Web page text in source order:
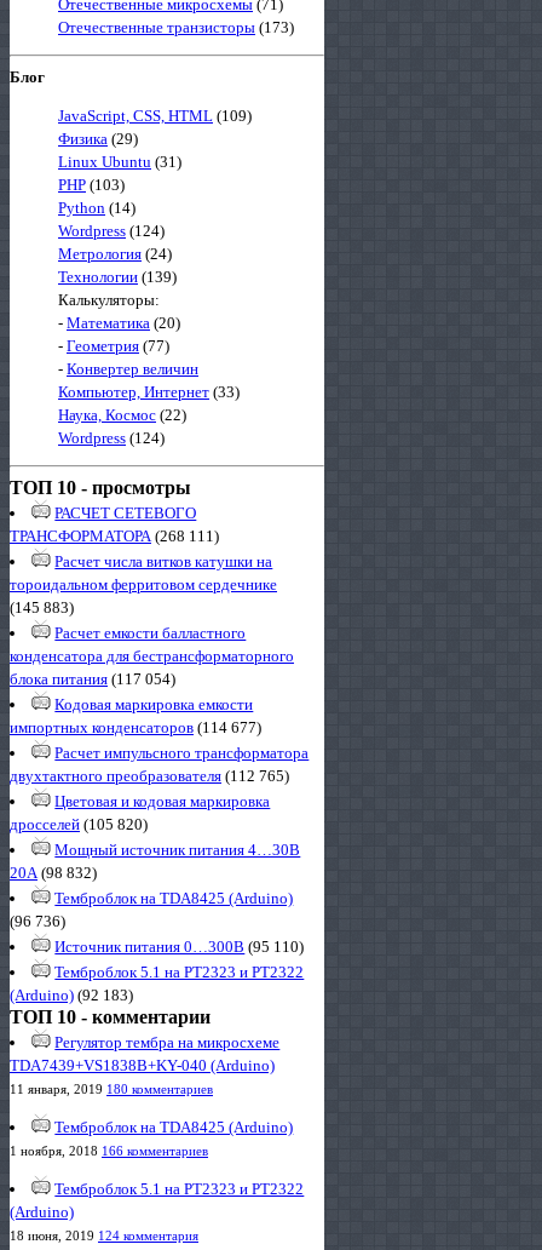
Отечественные микросхемы (71)
Отечественные транзисторы (173)
Блог
JavaScript, CSS, HTML (109)
Физика (29)
Linux Ubuntu (31)
PHP (103)
Python (14)
Wordpress (124)
Метрология (24)
Технологии (139)
Калькуляторы:
- Математика (20)
- Геометрия (77)
- Конвертер величин
Компьютер, Интернет (33)
Наука, Космос (22)
Wordpress (124)
ТОП 10 - просмотры
РАСЧЕТ СЕТЕВОГО
ТРАНСФОРМАТОРА(268 111)
Расчет числа витков катушки на
тороидальном ферритовом сердечнике
(145 883)
Расчет емкости балластного
конденсатора для бестрансформаторного
блока питания (117 054)
Кодовая маркировка емкости
импортных конденсаторов (114 677)
Расчет импульсного трансформатора
двухтактного преобразователя (112 765)
Цветовая и кодовая маркировка
дросселей (105 820)
Мощный источник питания 4…30В
20А(98 832)
Темброблок на TDA8425 (Arduino)
(96 736)
Источник питания 0…300В (95 110)
Темброблок 5.1 на PT2323 и PT2322
(Arduino) (92 183)
ТОП 10 - комментарии
Регулятор тембра на микросхеме
TDA7439+VS1838B+KY-040 (Arduino)
11 января, 2019 180 комментариев
Темброблок на TDA8425 (Arduino)
1 ноября, 2018 166 комментариев
Темброблок 5.1 на PT2323 и PT2322
(Arduino)
18 июня, 2019 124 комментария